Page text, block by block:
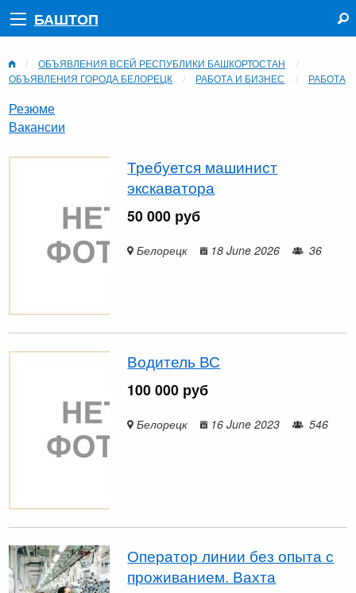
БАШТОП
ОБЪЯВЛЕНИЯ ВСЕЙ РЕСПУБЛИКИ БАШКОРТОСТАН
ОБЪЯВЛЕНИЯ ГОРОДА БЕЛОРЕЦК
РАБОТА И БИЗНЕС РАБОТА
Резюме
Вакансии
Требуется машинист
экскаватора
50 000 руб
Белорецк 18 June 2026 36
Водитель ВС
100 000 руб
Белорецк 16 June 2023 546
Оператор линии без опыта с
проживанием. Вахта